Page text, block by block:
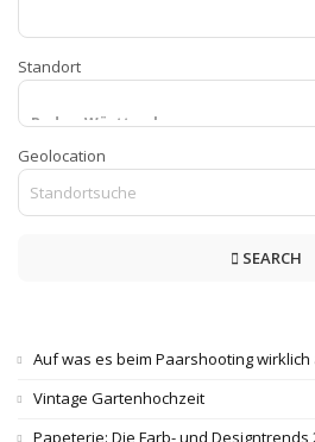
Standort
Geolocation
SEARCH
Auf was es beim Paarshooting
Vintage Gartenhochzeit
Papeterie: Die Farb- und